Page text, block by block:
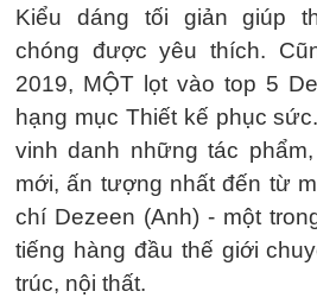
Kiểu dáng tối giản giúp
chóng được yêu thích.
2019, MỘT lọt vào top 5
hạng mục Thiết kế phục
vinh danh những tác
mới, ấn tượng nhất đến từ
chí Dezeen (Anh) - một
tiếng hàng đầu thế giới
trúc, nội thất.